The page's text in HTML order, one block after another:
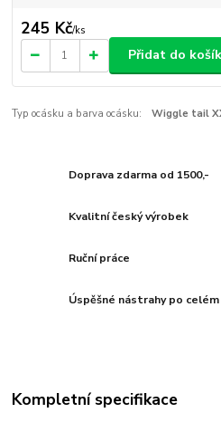
245 Kč/ks
Přidat do
Typ ocásku a barva ocásku: Wiggle tail
Doprava zdarma od 1500,-
Kvalitní český výrobek
Ruční práce
Úspěšné nástrahy po
Kompletní specifikace